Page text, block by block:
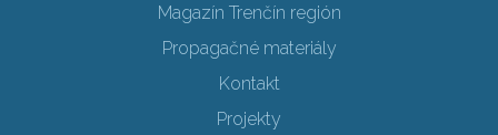
Magazín Trenčín región
Propagačné materiály
Kontakt
Projekty